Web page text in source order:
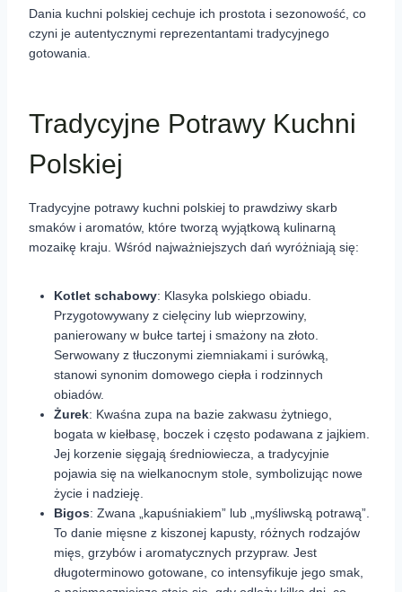
Dania kuchni polskiej cechuje ich prostota i sezonowość, co
czyni je autentycznymi reprezentantami tradycyjnego
gotowania.
Tradycyjne Potrawy Kuchni
Polskiej
Tradycyjne potrawy kuchni polskiej to prawdziwy skarb
smaków i aromatów, które tworzą wyjątkową kulinarną
mozaikę kraju. Wśród najważniejszych dań wyróżniają się:
Kotlet schabowy: Klasyka polskiego obiadu.
Przygotowywany z cielęciny lub wieprzowiny,
panierowany w bułce tartej i smażony na złoto.
Serwowany z tłuczonymi ziemniakami i surówką,
stanowi synonim domowego ciepła i rodzinnych
obiadów.
Żurek: Kwaśna zupa na bazie zakwasu żytniego,
bogata w kiełbasę, boczek i często podawana z jajkiem.
Jej korzenie sięgają średniowiecza, a tradycyjnie
pojawia się na wielkanocnym stole, symbolizując nowe
życie i nadzieję.
Bigos: Zwana „kapuśniakiem” lub „myśliwską potrawą”.
To danie mięsne z kiszonej kapusty, różnych rodzajów
mięs, grzybów i aromatycznych przypraw. Jest
długoterminowo gotowane, co intensyfikuje jego smak,